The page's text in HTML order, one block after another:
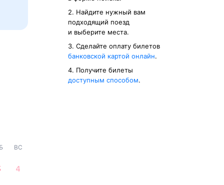
ВС
4
2. Найдите нужный вам
подходящий поезд
и выберите места.
3. Cделайте оплату билетов
банковской картой онлайн.
4. Получите билеты
доступным способом.